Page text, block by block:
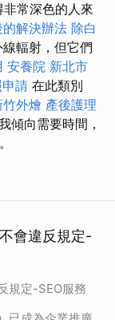
常深色的人來
解決辦法 除白
輻射，但它們
安養院 新北市
請 在此類別
竹外燴 產後護理
傾向需要時間，
會違反規定-
規定-SEO服務